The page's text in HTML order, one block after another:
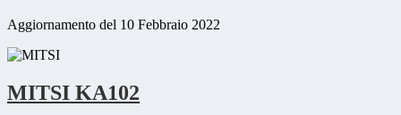
Aggiornamento del 10 Febbraio 2022
MITSI KA102